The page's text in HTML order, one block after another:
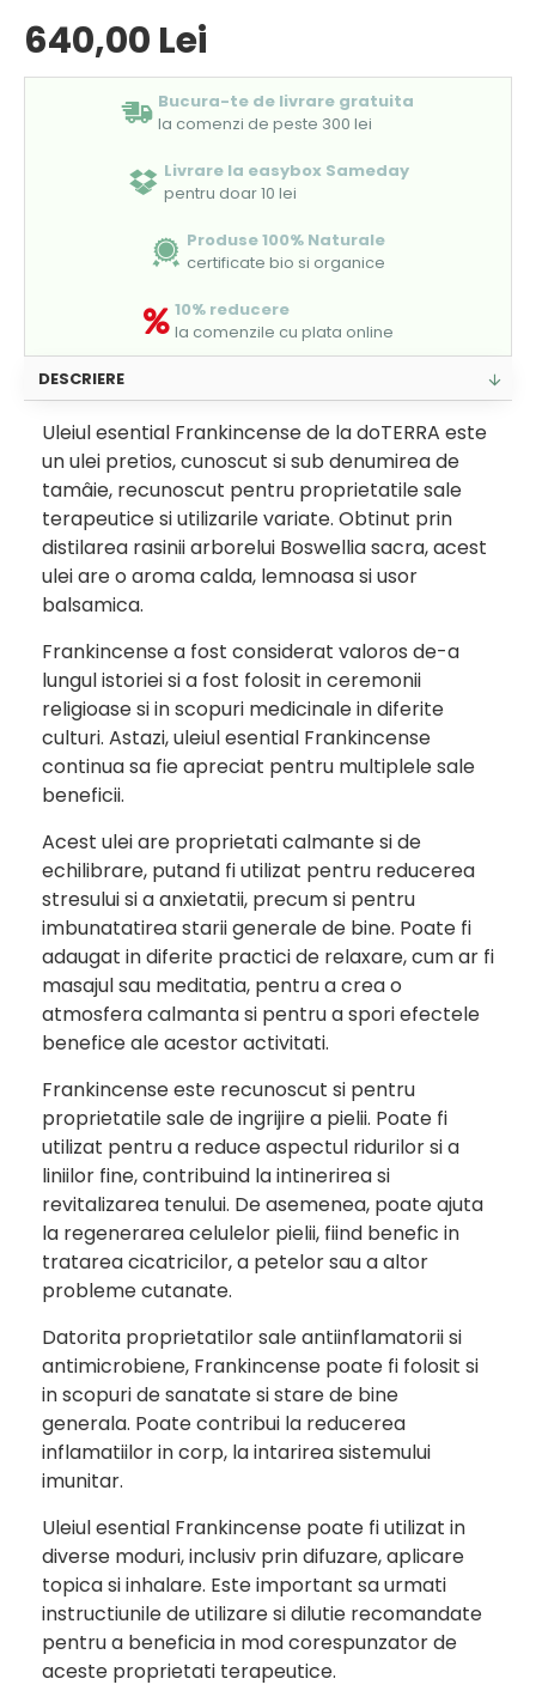
640,00 Lei
Bucura-te de livrare gratuita
la comenzi de peste 300 lei
Livrare la easybox Sameday
pentru doar 10 lei
Produse 100% Naturale
certificate bio si organice
10% reducere
la comenzile cu plata online
DESCRIERE
Uleiul esential Frankincense de la doTERRA este
un ulei pretios, cunoscut si sub denumirea de
tamâie, recunoscut pentru proprietatile sale
terapeutice si utilizarile variate. Obtinut prin
distilarea rasinii arborelui Boswellia sacra, acest
ulei are o aroma calda, lemnoasa si usor
balsamica.
Frankincense a fost considerat valoros de-a
lungul istoriei si a fost folosit in ceremonii
religioase si in scopuri medicinale in diferite
culturi. Astazi, uleiul esential Frankincense
continua sa fie apreciat pentru multiplele sale
beneficii.
Acest ulei are proprietati calmante si de
echilibrare, putand fi utilizat pentru reducerea
stresului si a anxietatii, precum si pentru
imbunatatirea starii generale de bine. Poate fi
adaugat in diferite practici de relaxare, cum ar fi
masajul sau meditatia, pentru a crea o
atmosfera calmanta si pentru a spori efectele
benefice ale acestor activitati.
Frankincense este recunoscut si pentru
proprietatile sale de ingrijire a pielii. Poate fi
utilizat pentru a reduce aspectul ridurilor si a
liniilor fine, contribuind la intinerirea si
revitalizarea tenului. De asemenea, poate ajuta
la regenerarea celulelor pielii, fiind benefic in
tratarea cicatricilor, a petelor sau a altor
probleme cutanate.
Datorita proprietatilor sale antiinflamatorii si
antimicrobiene, Frankincense poate fi folosit si
in scopuri de sanatate si stare de bine
generala. Poate contribui la reducerea
inflamatiilor in corp, la intarirea sistemului
imunitar.
Uleiul esential Frankincense poate fi utilizat in
diverse moduri, inclusiv prin difuzare, aplicare
topica si inhalare. Este important sa urmati
instructiunile de utilizare si dilutie recomandate
pentru a beneficia in mod corespunzator de
aceste proprietati terapeutice.